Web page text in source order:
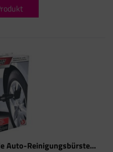
Auto-Reinigungsbürste...